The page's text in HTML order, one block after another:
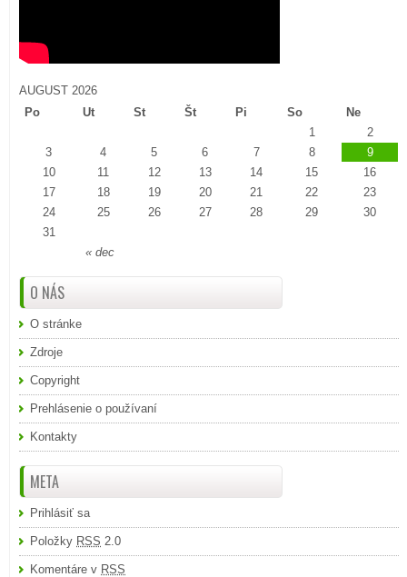
AUGUST 2026
Po
Ut St Št Pi So Ne
« dec
1
2
3
4 5 6 7 8
9
10
11 12 13 14 15
16
17
18 19 20 21 22
23
24
25 26 27 28 29
30
31
O NÁS
O stránke
Zdroje
Copyright
Prehlásenie o používaní
Kontakty
META
Prihlásiť sa
Položky RSS 2.0
Komentáre v RSS